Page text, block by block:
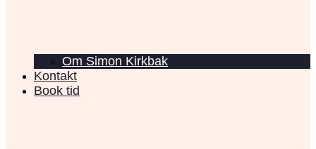
Om Simon Kirkbak
Kontakt
Book tid